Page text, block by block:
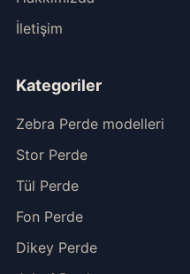
İletişim
Kategoriler
Zebra Perde modelleri
Stor Perde
Tül Perde
Fon Perde
Dikey Perde